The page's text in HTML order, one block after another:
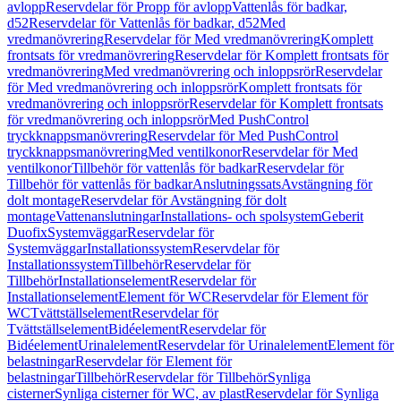
avloppReservdelar för Propp för avloppVattenlås för badkar,
d52Reservdelar för Vattenlås för badkar, d52Med
vredmanövreringReservdelar för Med vredmanövreringKomplett
frontsats för vredmanövreringReservdelar för Komplett frontsats för
vredmanövreringMed vredmanövrering och inloppsrörReservdelar
för Med vredmanövrering och inloppsrörKomplett frontsats för
vredmanövrering och inloppsrörReservdelar för Komplett frontsats
för vredmanövrering och inloppsrörMed PushControl
tryckknappsmanövreringReservdelar för Med PushControl
tryckknappsmanövreringMed ventilkonorReservdelar för Med
ventilkonorTillbehör för vattenlås för badkarReservdelar för
Tillbehör för vattenlås för badkarAnslutningssatsAvstängning för
dolt montageReservdelar för Avstängning för dolt
montageVattenanslutningarInstallations- och spolsystemGeberit
DuofixSystemväggarReservdelar för
SystemväggarInstallationssystemReservdelar för
InstallationssystemTillbehörReservdelar för
TillbehörInstallationselementReservdelar för
InstallationselementElement för WCReservdelar för Element för
WCTvättställselementReservdelar för
TvättställselementBidéelementReservdelar för
BidéelementUrinalelementReservdelar för UrinalelementElement för
belastningarReservdelar för Element för
belastningarTillbehörReservdelar för TillbehörSynliga
cisternerSynliga cisterner för WC, av plastReservdelar för Synliga